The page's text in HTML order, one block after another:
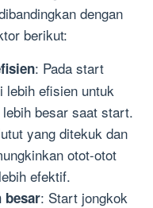
dengan
berikut:
: Pada start
lebih efisien untuk
besar saat start.
yang ditekuk dan
otot-otot
efektif.
besar: Start jongkok